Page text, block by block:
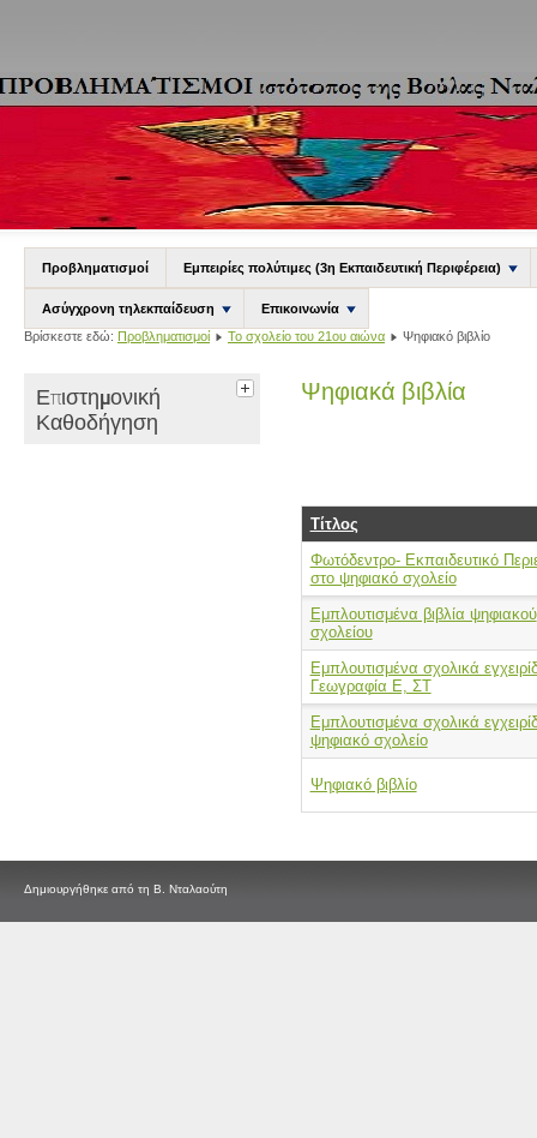
Προβληματισμοί Εμπειρίες πολύτιμες (3η Εκπαιδευτική Περιφέρεια)
Ασύγχρονη τηλεκπαίδευση
Επικοινωνία
Βρίσκεστε εδώ: Προβληματισμοί Το σχολείο του 21ου αιώνα Ψηφιακό βιβλίο
Επιστημονική
Καθοδήγηση
Ψηφιακά βιβλία
Τίτλος
Φωτόδεντρο- Εκπαιδευτικό
στο ψηφιακό σχολείο
Εμπλουτισμένα βιβλία ψηφιακού
σχολείου
Εμπλουτισμένα σχολικά
Γεωγραφία Ε, ΣΤ
Εμπλουτισμένα σχολικά
ψηφιακό σχολείο
Ψηφιακό βιβλίο
Δημιουργήθηκε από τη Β. Νταλαούτη